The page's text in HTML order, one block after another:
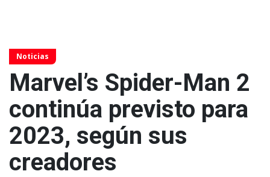
Noticias
Marvel’s Spider-Man 2
continúa previsto para
2023, según sus
creadores